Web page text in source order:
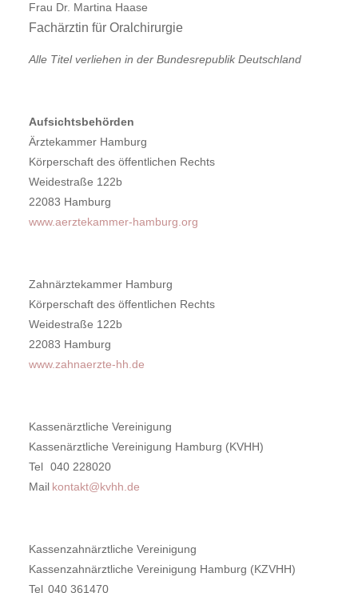
Frau Dr. Martina Haase
Fachärztin für Oralchirurgie
Alle Titel verliehen in der Bundesrepublik Deutschland
Aufsichtsbehörden
Ärztekammer Hamburg
Körperschaft des öffentlichen Rechts
Weidestraße 122b
22083 Hamburg
www.aerztekammer-hamburg.org
Zahnärztekammer Hamburg
Körperschaft des öffentlichen Rechts
Weidestraße 122b
22083 Hamburg
www.zahnaerzte-hh.de
Kassenärztliche Vereinigung
Kassenärztliche Vereinigung Hamburg (KVHH)
Tel 040 228020
Mail kontakt@kvhh.de
Kassenzahnärztliche Vereinigung
Kassenzahnärztliche Vereinigung Hamburg (KZVHH)
Tel 040 361470